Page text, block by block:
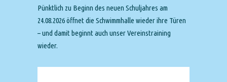
Pünktlich zu Beginn des neuen Schuljahres am
24.08.2026 öffnet die Schwimmhalle wieder ihre Türen
– und damit beginnt auch unser Vereinstraining
wieder.